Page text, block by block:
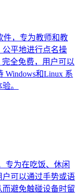
件，专为教师和教
平地进行点名操
全免费，用户可以
Windows和Linux 系
。
专为在吃饭、休闲
可以通过手势或语
避免触碰设备时留